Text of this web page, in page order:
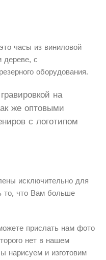
часы из виниловой
дереве, с
оборудования.
на
же оптовыми
с логотипом
исключительно для
то, что Вам больше
прислать нам фото
нет в нашем
нарисуем и изготовим